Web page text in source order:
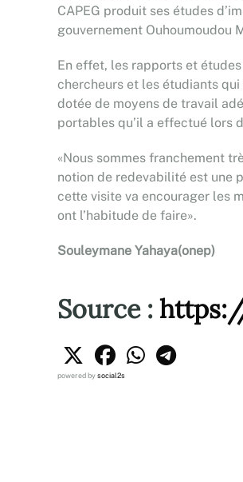
CAPEG produit ses études
gouvernement Ouhoumoudou
En effet, les rapports et
chercheurs et les étudiants qui
dotée de moyens de travail
portables qu’il a effectué lors
«Nous sommes franchement
notion de redevabilité est une
cette visite va encourager les
ont l’habitude de faire».
Souleymane Yahaya(onep)
Source :
powered bysocial2s